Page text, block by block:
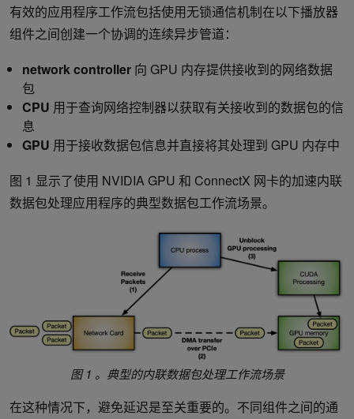
有效的应用程序工作流包括使用无锁通信机制在以下播放器
组件之间创建一个协调的连续异步管道：
network controller 向 GPU 内存提供接收到的网络数据
包
CPU 用于查询网络控制器以获取有关接收到的数据包的信
息
GPU 用于接收数据包信息并直接将其处理到 GPU 内存中
图 1 显示了使用 NVIDIA GPU 和 ConnectX 网卡的加速内联
数据包处理应用程序的典型数据包工作流场景。
图 1 。典型的内联数据包处理工作流场景
在这种情况下，避免延迟是至关重要的。不同组件之间的通